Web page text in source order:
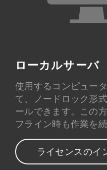
ローカルサーバ
使用するコンピュー
て、ノードロック形
ールできます。この
フライン時も作業を
ライセンスのイ